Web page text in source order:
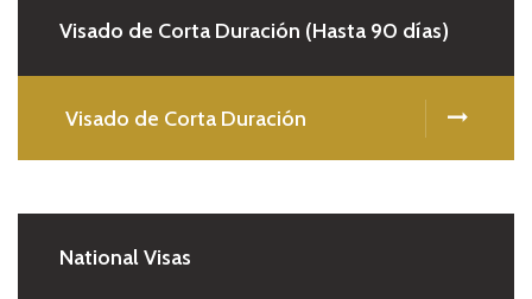
Visado de Corta Duración (Hasta 90 días)
Visado de Corta Duración
National Visas